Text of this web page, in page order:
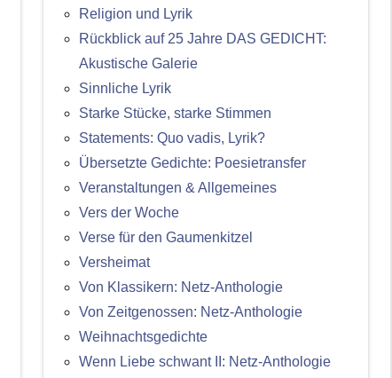
Religion und Lyrik
Rückblick auf 25 Jahre DAS GEDICHT:
Akustische Galerie
Sinnliche Lyrik
Starke Stücke, starke Stimmen
Statements: Quo vadis, Lyrik?
Übersetzte Gedichte: Poesietransfer
Veranstaltungen & Allgemeines
Vers der Woche
Verse für den Gaumenkitzel
Versheimat
Von Klassikern: Netz-Anthologie
Von Zeitgenossen: Netz-Anthologie
Weihnachtsgedichte
Wenn Liebe schwant II: Netz-Anthologie